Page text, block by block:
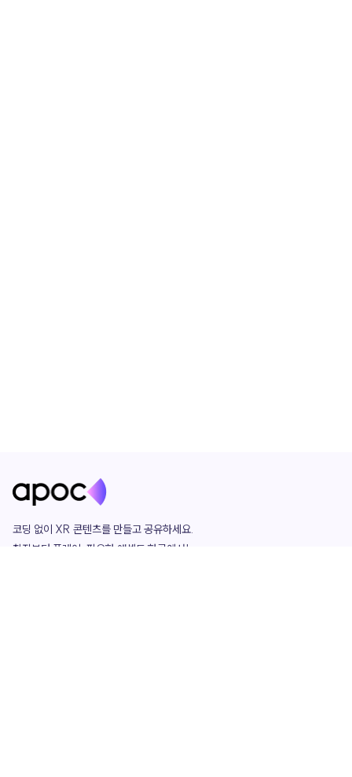
코딩 없이 XR 콘텐츠를 만들고 공유하세요.
창작부터 플레이, 필요한 애셋도 한곳에서!